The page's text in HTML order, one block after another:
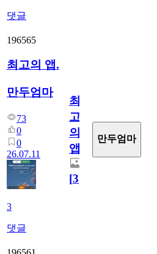
댓글
196565
최고의 앱.
만두엄마
73
0
0
26.07.11
3
댓글
최
고
의
앱.
[3]
만두엄마